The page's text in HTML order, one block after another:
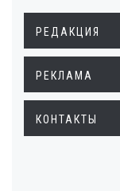
РЕДАКЦИЯ
РЕКЛАМА
КОНТАКТЫ